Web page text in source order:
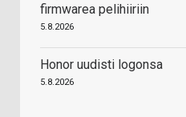
firmwarea pelihiiriin
5.8.2026
Honor uudisti logonsa
5.8.2026